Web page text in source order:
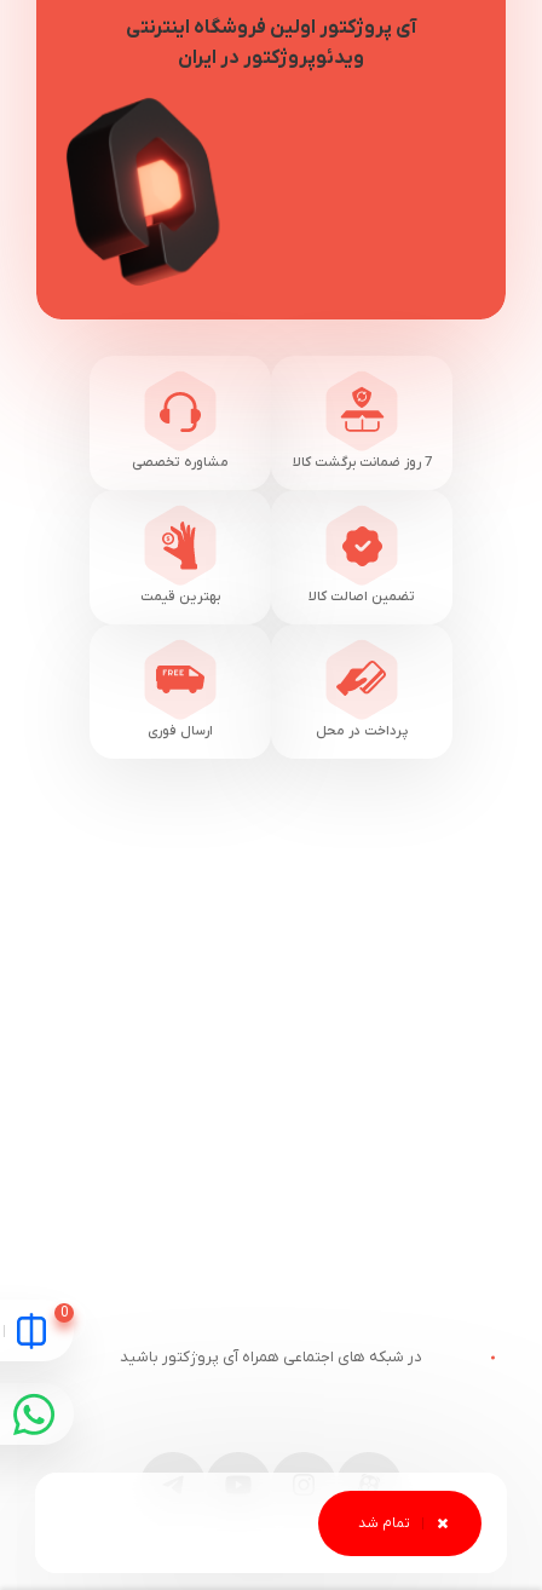
آی پروژکتور اولین فروشگاه اینترنتی
ویدئوپروژکتور در ایران
7 روز ضمانت برگشت کالا مشاوره تخصصی
تضمین اصالت کالا بهترین قیمت
پرداخت در محل ارسال فوری
در شبکه های اجتماعی همراه آی پروژکتور باشید